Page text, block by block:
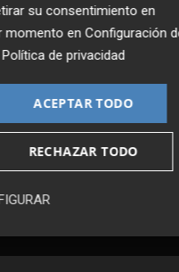
toda la
Podcast en tu
su consentimiento en
momento enConfiguración
Política de privacidad
ACEPTAR TODO
RECHAZAR TODO